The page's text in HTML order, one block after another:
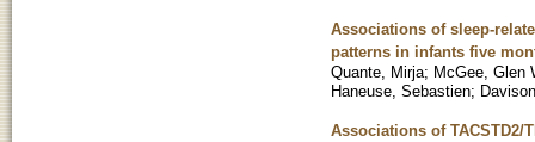
Associations of sleep-
patterns in infants five
Quante, Mirja; McGee, Glen
Haneuse, Sebastien;
Associations of TACSTD2/